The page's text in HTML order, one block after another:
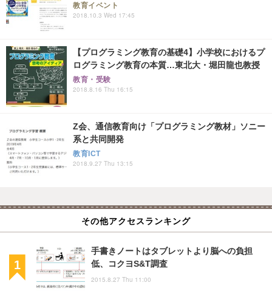
教育イベント
2018.10.3 Wed 17:45
【プログラミング教育の基礎4】小学校におけるプ
ログラミング教育の本質…東北大・堀田龍也教授
教育・受験
2018.8.16 Thu 16:15
Z会、通信教育向け「プログラミング教材」ソニー
系と共同開発
教育ICT
2018.9.27 Thu 13:15
その他アクセスランキング
手書きノートはタブレットより脳への負担
低、コクヨS&T調査
2015.8.27 Thu 11:00